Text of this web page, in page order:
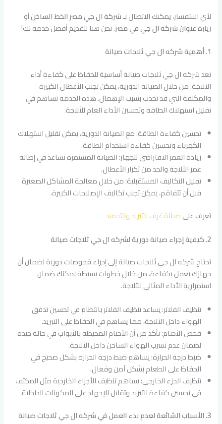
لأي استفسار، يمكنك الاتصال بـشركة ال جي مصر الخط الساخنأو
زيارةعنوان شركه ال جي في مصر. نحن هنا لتقديم أفضل خدمة لك!
1. أهمية شركه ال جي ثلاجات صيانة
تعد شركه ال جي ثلاجات صيانة أساسية للحفاظ على كفاءة أداء
الثلاجة. من خلال الصيانة الدورية، يمكن تجنب الأعطال الكبيرة
والمكلفة التي قد تحدث بسبب الإهمال. هذه الخدمة تساهم في
تقليل استهلاك الطاقة وتحسين الأداء العام للثلاجة.
تحسين كفاءة الطاقة: مع الصيانة الدورية، يمكن تقليل استهلاك
الكهرباء وتحسين كفاءة استخدام الطاقة.
زيادة العمر الافتراضي للجهاز: الصيانة المستمرة تساعد في إطالة
عمر الثلاجة والحد من تكرار الأعطال.
تقليل التكاليف المستقبلية: من خلال معالجة المشاكل الصغيرة
قبل أن تتفاقم، يمكن تجنب تكاليف الإصلاحات الكبيرة.
تعرف علىصيانة غرف التبريد والتجميد
2. كيفية إجراء صيانة دورية لشركه ال جي ثلاجات صيانة
تحتاج شركه ال جي ثلاجات صيانة إلى إجراء فحوصات دورية لضمان أن
جهازك يعمل بكفاءة. من خلال خطوات بسيطة يمكنك ضمان
استمرارية الأداء المثالي للثلاجة.
تنظيف الفلاتر: يساعد تنظيف الفلاتر بانتظام في تحسين تدفق
الهواء داخل الثلاجة، مما يساهم في الحفاظ على التبريد.
فحص الأختام: تأكد من أن الأختام المحيطة بالأبواب في حالة جيدة
لضمان عدم تسرب الهواء الساخن داخل الثلاجة.
ضبط درجة الحرارة: يساهم ضبط درجة الحرارة بشكل صحيح في
الحفاظ على الطعام بشكل آمن وفعال.
تنظيف الجزء الخارجي: يساهم تنظيف الأجزاء الخارجية مثل المكثف
في تحسين كفاءة التبريد وتقليل الإجهاد على المكونات الداخلية.
3. الأسباب الشائعة لعدم بدء العمل في شركه ال جي ثلاجات صيانة